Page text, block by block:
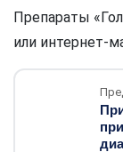
Препараты
или интернет-